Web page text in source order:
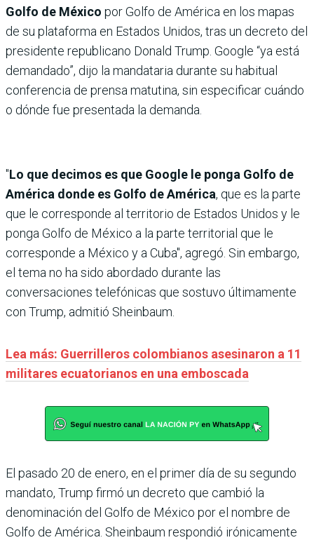
Golfo de México por Golfo de América en los mapas
de su plataforma en Estados Unidos, tras un decreto del
presidente republicano Donald Trump. Google “ya está
demandado”, dijo la mandataria durante su habitual
conferencia de prensa matutina, sin especificar cuándo
o dónde fue presentada la demanda.
"Lo que decimos es que Google le ponga Golfo de
América donde es Golfo de América, que es la parte
que le corresponde al territorio de Estados Unidos y le
ponga Golfo de México a la parte territorial que le
corresponde a México y a Cuba", agregó. Sin embargo,
el tema no ha sido abordado durante las
conversaciones telefónicas que sostuvo últimamente
con Trump, admitió Sheinbaum.
Lea más: Guerrilleros colombianos asesinaron a 11
militares ecuatorianos en una emboscada
El pasado 20 de enero, en el primer día de su segundo
mandato, Trump firmó un decreto que cambió la
denominación del Golfo de México por el nombre de
Golfo de América. Sheinbaum respondió irónicamente